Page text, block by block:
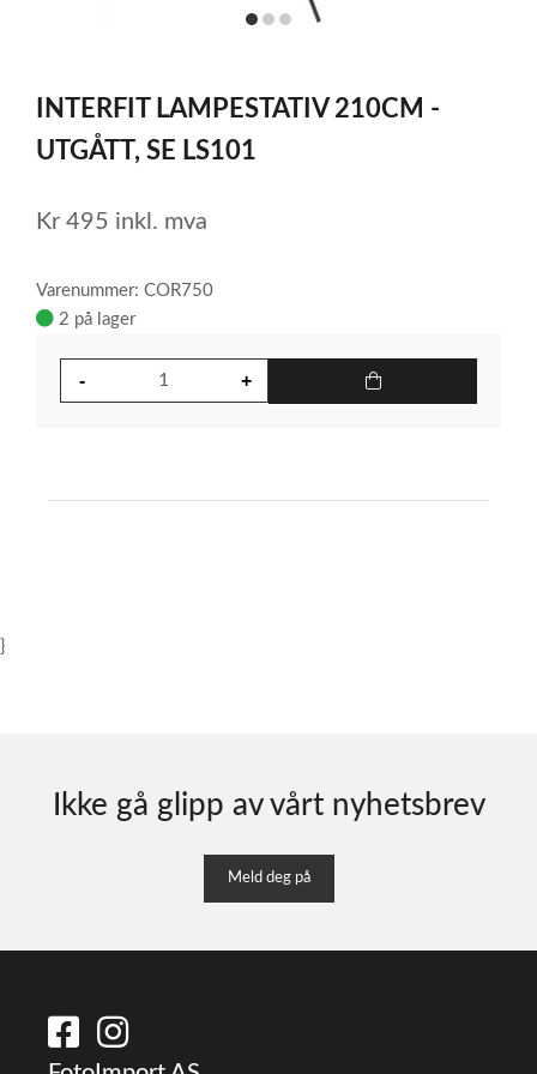
itemitemitem
of
3
INTERFIT LAMPESTATIV 210CM -
UTGÅTT, SE LS101
Kr 495 inkl. mva
Varenummer: COR750
2 på lager
}
Ikke gå glipp av vårt nyhetsbrev
Meld deg på